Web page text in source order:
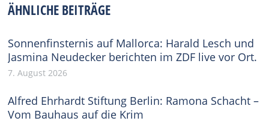
ÄHNLICHE BEITRÄGE
Sonnenfinsternis auf Mallorca: Harald Lesch und
Jasmina Neudecker berichten im ZDF live vor Ort.
7. August 2026
Alfred Ehrhardt Stiftung Berlin: Ramona Schacht –
Vom Bauhaus auf die Krim